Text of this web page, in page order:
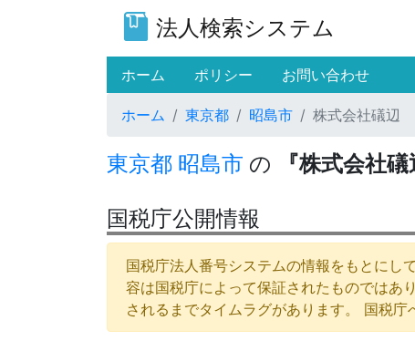
法人検索システム
ホーム (current)
ポリシー お問い合わせ
ホーム 東京都 昭島市 株式会社礒辺
東京都 昭島市 の 『株式会社礒
国税庁公開情報
国税庁法人番号システムの情報をもとにし
容は国税庁によって保証されたものではあ
されるまでタイムラグがあります。 国税庁